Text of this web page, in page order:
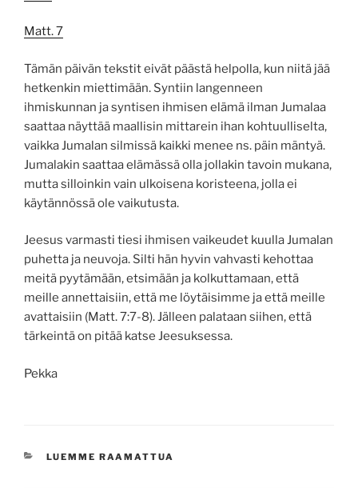
Matt. 7
Tämän päivän tekstit eivät päästä helpolla, kun niitä jää
hetkenkin miettimään. Syntiin langenneen
ihmiskunnan ja syntisen ihmisen elämä ilman Jumalaa
saattaa näyttää maallisin mittarein ihan kohtuulliselta,
vaikka Jumalan silmissä kaikki menee ns. päin mäntyä.
Jumalakin saattaa elämässä olla jollakin tavoin mukana,
mutta silloinkin vain ulkoisena koristeena, jolla ei
käytännössä ole vaikutusta.
Jeesus varmasti tiesi ihmisen vaikeudet kuulla Jumalan
puhetta ja neuvoja. Silti hän hyvin vahvasti kehottaa
meitä pyytämään, etsimään ja kolkuttamaan, että
meille annettaisiin, että me löytäisimme ja että meille
avattaisiin (Matt. 7:7-8). Jälleen palataan siihen, että
tärkeintä on pitää katse Jeesuksessa.
Pekka
KATEGORIAT
LUEMME RAAMATTUA